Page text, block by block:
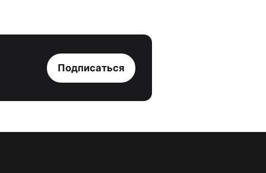
Подписаться